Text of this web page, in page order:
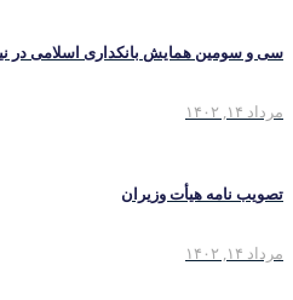
سی و سومین همایش بانکداری اسلامی در نیمه
مرداد ۱۴, ۱۴۰۲
تصویب نامه هیأت وزیران
مرداد ۱۴, ۱۴۰۲